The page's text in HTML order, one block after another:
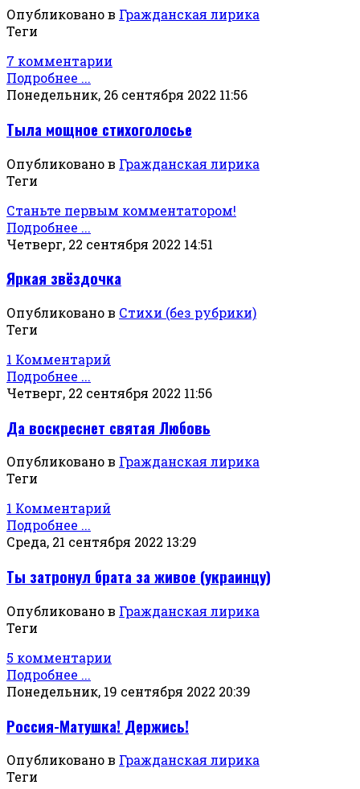
Опубликовано в Гражданская лирика
Теги
7 комментарии
Подробнее ...
Понедельник, 26 сентября 2022 11:56
Тыла мощное стихоголосье
Опубликовано в Гражданская лирика
Теги
Станьте первым комментатором!
Подробнее ...
Четверг, 22 сентября 2022 14:51
Яркая звёздочка
Опубликовано в Стихи (без рубрики)
Теги
1 Комментарий
Подробнее ...
Четверг, 22 сентября 2022 11:56
Да воскреснет святая Любовь
Опубликовано в Гражданская лирика
Теги
1 Комментарий
Подробнее ...
Среда, 21 сентября 2022 13:29
Ты затронул брата за живое (украинцу)
Опубликовано в Гражданская лирика
Теги
5 комментарии
Подробнее ...
Понедельник, 19 сентября 2022 20:39
Россия-Матушка! Держись!
Опубликовано в Гражданская лирика
Теги